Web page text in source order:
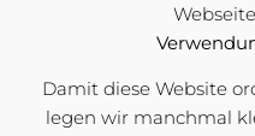
Damit diese Website
legen wir manchmal